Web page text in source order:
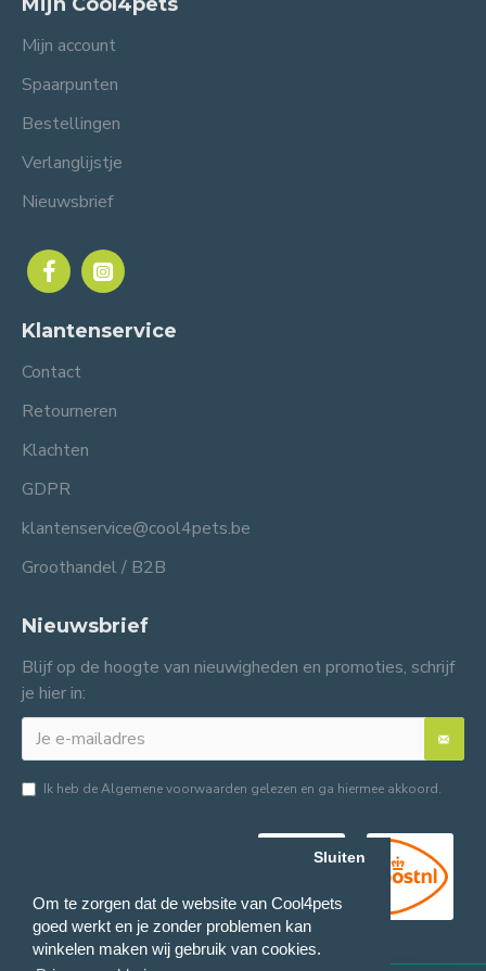
Om te zorgen dat de website van Cool4pets
goed werkt en je zonder problemen kan
winkelen maken wij gebruik van cookies.
Sluiten
Mijn account
Spaarpunten
Bestellingen
Verlanglijstje
Nieuwsbrief
Klantenservice
Contact
Retourneren
Klachten
GDPR
klantenservice@cool4pets.be
Groothandel / B2B
Nieuwsbrief
Blijf op de hoogte van nieuwigheden en promoties, schrijf
je hier in:
Ik heb deAlgemene voorwaarden gelezen en ga hiermee akkoord.